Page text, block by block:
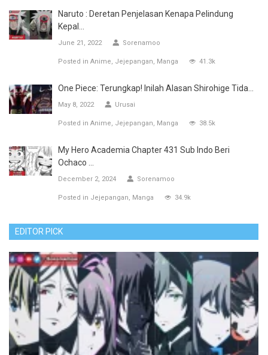
Naruto : Deretan Penjelasan Kenapa Pelindung
Kepal...
June 21, 2022 Sorenamoo
Posted in Anime Jejepangan Manga 41.3k
One Piece: Terungkap! Inilah Alasan Shirohige Tida...
May 8, 2022 Urusai
Posted in Anime Jejepangan Manga 38.5k
My Hero Academia Chapter 431 Sub Indo Beri
Ochaco ...
December 2, 2024 Sorenamoo
Posted in Jejepangan Manga 34.9k
EDITOR PICK